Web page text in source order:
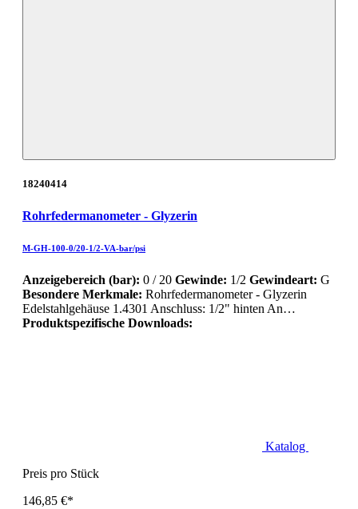
18240414
Rohrfedermanometer - Glyzerin
M-GH-100-0/20-1/2-VA-bar/psi
Anzeigebereich (bar): 0 / 20 Gewinde: 1/2 Gewindeart: G
Besondere Merkmale: Rohrfedermanometer - Glyzerin
Edelstahlgehäuse 1.4301 Anschluss: 1/2" hinten An…
Produktspezifische Downloads:
Katalog
Preis pro Stück
146,85 €*